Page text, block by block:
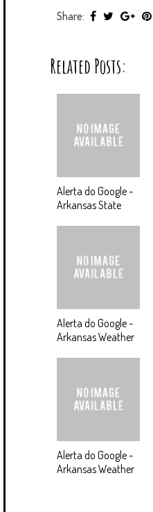
Share:
Related Posts:
Alerta do Google -
Arkansas State
Alerta do Google -
Arkansas Weather
Alerta do Google -
Arkansas Weather